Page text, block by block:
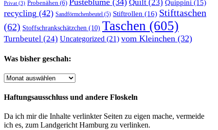
Privat (3) Probenähen (6) Pusteblume (34) Quilt (23) Quippini (15)
recycling (42) Sandförmchenbeutel (5) Stiftrollen (16) Stifttaschen
(62) Stoffschrankschätzchen (10) Taschen (605)
Turnbeutel (24) Uncategorized (21) vom Kleinchen (32)
Was bisher geschah:
Was
geschah:
Haftungsausschluss und andere Floskeln
Da ich mir die Inhalte verlinkter Seiten zu eigen mache, vermeide
ich es, zum Landgericht Hamburg zu verlinken.